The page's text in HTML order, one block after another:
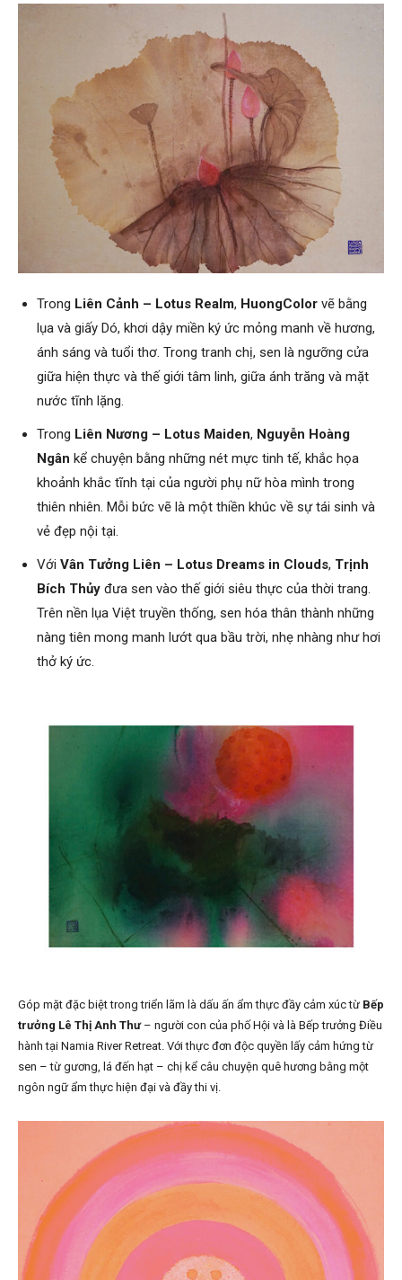
Trong Liên Cảnh – Lotus Realm, HuongColor vẽ bằng
lụa và giấy Dó, khơi dậy miền ký ức mỏng manh về hương,
ánh sáng và tuổi thơ. Trong tranh chị, sen là ngưỡng cửa
giữa hiện thực và thế giới tâm linh, giữa ánh trăng và mặt
nước tĩnh lặng.
Trong Liên Nương – Lotus Maiden, Nguyễn Hoàng
Ngân kể chuyện bằng những nét mực tinh tế, khắc họa
khoảnh khắc tĩnh tại của người phụ nữ hòa mình trong
thiên nhiên. Mỗi bức vẽ là một thiền khúc về sự tái sinh và
vẻ đẹp nội tại.
Với Vân Tưởng Liên – Lotus Dreams in Clouds, Trịnh
Bích Thủy đưa sen vào thế giới siêu thực của thời trang.
Trên nền lụa Việt truyền thống, sen hóa thân thành những
nàng tiên mong manh lướt qua bầu trời, nhẹ nhàng như hơi
thở ký ức.
Góp mặt đặc biệt trong triển lãm là dấu ấn ẩm thực đầy cảm xúc từ Bếp
trưởng Lê Thị Anh Thư– người con của phố Hội và là Bếp trưởng Điều
hành tại Namia River Retreat. Với thực đơn độc quyền lấy cảm hứng từ
sen – từ gương, lá đến hạt – chị kể câu chuyện quê hương bằng một
ngôn ngữ ẩm thực hiện đại và đầy thi vị.